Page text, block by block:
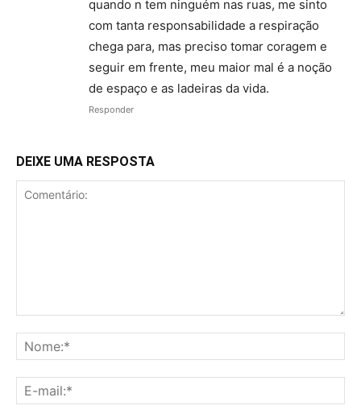
quando n tem ninguém nas ruas, me sinto
com tanta responsabilidade a respiração
chega para, mas preciso tomar coragem e
seguir em frente, meu maior mal é a noção
de espaço e as ladeiras da vida.
Responder
DEIXE UMA RESPOSTA